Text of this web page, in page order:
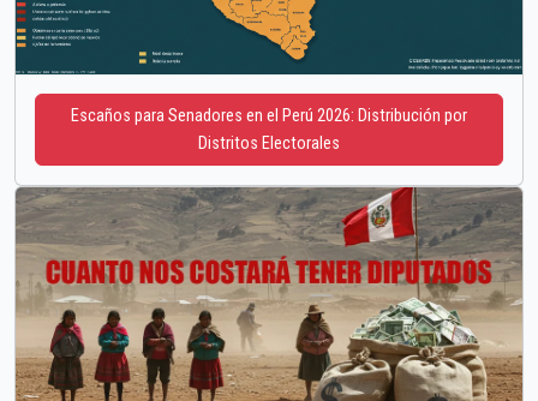
Escaños para Senadores en el Perú 2026: Distribución por
Distritos Electorales